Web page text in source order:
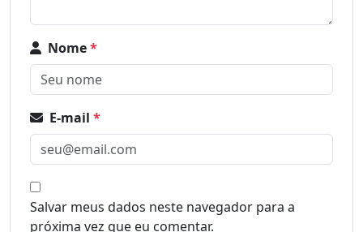
Nome*
E-mail *
Salvar meus dados neste navegador para a
próxima vez que eu comentar.